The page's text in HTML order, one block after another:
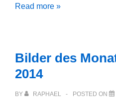
Küchenboden
Read more »
Bilder des
2014
BY RAPHAEL POSTED ON